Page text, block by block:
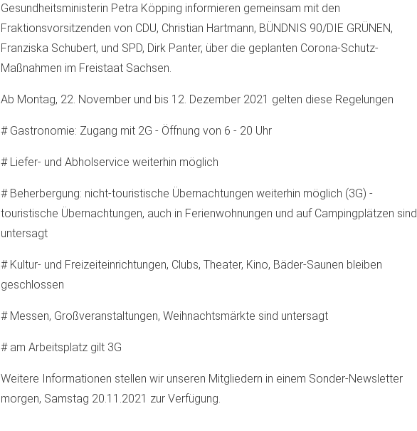
Gesundheitsministerin Petra Köpping informieren gemeinsam mit den
Fraktionsvorsitzenden von CDU, Christian Hartmann, BÜNDNIS 90/DIE GRÜNEN,
Franziska Schubert, und SPD, Dirk Panter, über die geplanten Corona-Schutz-
Maßnahmen im Freistaat Sachsen.
Ab Montag, 22. November und bis 12. Dezember 2021 gelten diese Regelungen
# Gastronomie: Zugang mit 2G - Öffnung von 6 - 20 Uhr
# Liefer- und Abholservice weiterhin möglich
# Beherbergung: nicht-touristische Übernachtungen weiterhin möglich (3G) -
touristische Übernachtungen, auch in Ferienwohnungen und auf Campingplätzen sind
untersagt
# Kultur- und Freizeiteinrichtungen, Clubs, Theater, Kino, Bäder-Saunen bleiben
geschlossen
# Messen, Großveranstaltungen, Weihnachtsmärkte sind untersagt
# am Arbeitsplatz gilt 3G
Weitere Informationen stellen wir unseren Mitgliedern in einem Sonder-Newsletter
morgen, Samstag 20.11.2021 zur Verfügung.